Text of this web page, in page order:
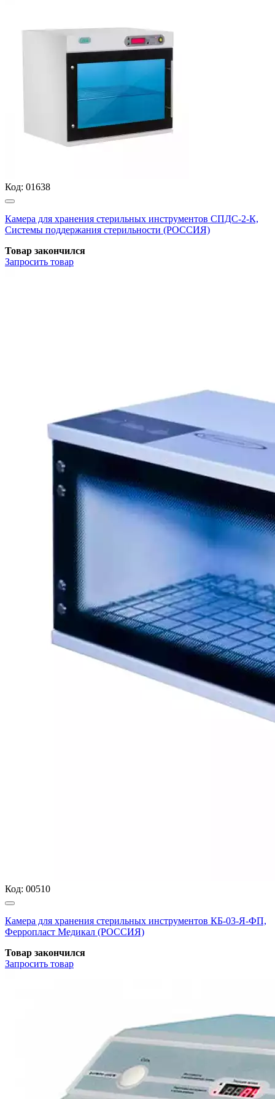
Код: 01638
Камера для хранения стерильных инструментов СПДС-2-К,
Системы поддержания стерильности (РОССИЯ)
Товар закончился
Запросить товар
Код: 00510
Камера для хранения стерильных инструментов КБ-03-Я-ФП,
Ферропласт Медикал (РОССИЯ)
Товар закончился
Запросить товар